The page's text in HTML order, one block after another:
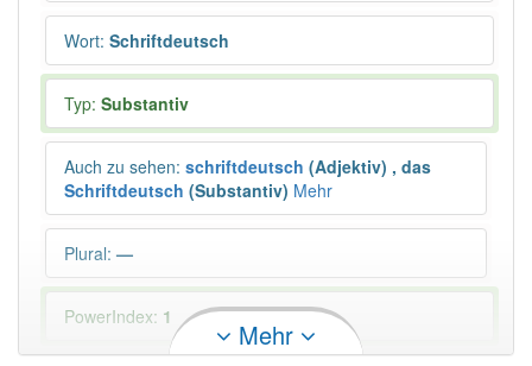
Wort: Schriftdeutsch
Typ: Substantiv
Auch zu sehen: schriftdeutsch (Adjektiv) , das
Schriftdeutsch (Substantiv) Mehr
Plural: —
PowerIndex: 1
Mehr